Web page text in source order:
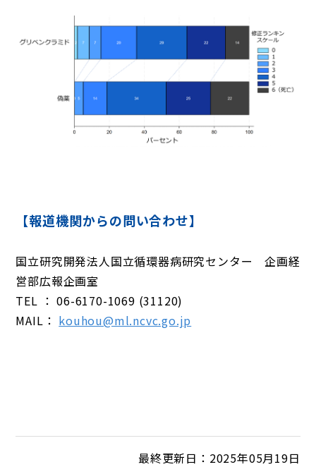
【報道機関からの問い合わせ】
国立研究開発法人国立循環器病研究センター 企画経
営部広報企画室
TEL ： 06-6170-1069 (31120)
MAIL： kouhou@ml.ncvc.go.jp
最終更新日：2025年05月19日